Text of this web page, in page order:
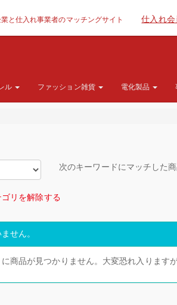
と仕入れ事業者のマッチングサイト 仕入れ会
ル ファッション雑貨 電化製品
次のキーワードにマッチした
リを解除する
せん。
商品が見つかりません。大変恐れ入ります